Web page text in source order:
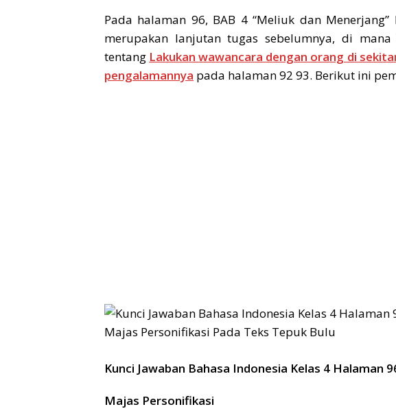
Pada halaman 96, BAB 4 “Meliuk dan
merupakan lanjutan tugas sebelumnya, di
tentang Lakukan wawancara dengan orang di
pengalamannya pada halaman 92 93. Berikut ini
Kunci Jawaban Bahasa Indonesia Kelas 4 Halaman
Majas Personifikasi